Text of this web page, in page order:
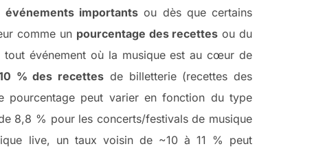
événements importants ou dès que certains
comme un pourcentage des recettes ou du
événement où la musique est au cœur de
% des recettes de billetterie (recettes des
pourcentage peut varier en fonction du type
8,8 % pour les concerts/festivals de musique
live, un taux voisin de ~10 à 11 % peut